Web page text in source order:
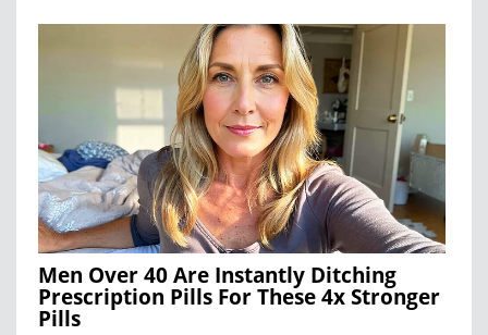
Men Over 40 Are Instantly Ditching
Prescription Pills For These 4x Stronger
Pills